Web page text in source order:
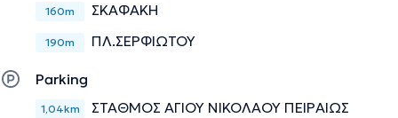
160m ΣΚΑΦΑΚΗ
190m ΠΛ.ΣΕΡΦΙΩΤΟΥ
Parking
1,04km ΣΤΑΘΜΟΣ ΑΓΙΟΥ ΝΙΚΟΛΑΟΥ ΠΕΙΡΑΙΩΣ